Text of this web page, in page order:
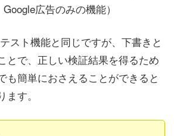
Google広告のみの機能）
スト機能と同じですが、下書きと
とで、正しい検証結果を得るため
も簡単におさえることができると
す。